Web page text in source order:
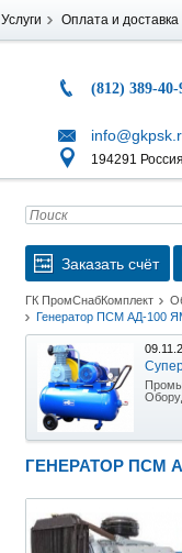
Услуги Оплата и доставка
(812) 389-
194291
Заказать счёт
ГК ПромСнабКомплект
Генератор ПСМ АД-100
Новое
ГЕНЕРАТОР ПСМ